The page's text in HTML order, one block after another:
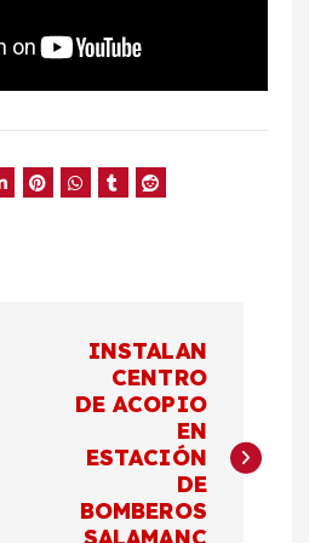
INSTALAN
CENTRO
DE ACOPIO
EN
ESTACIÓN
DE
BOMBEROS
SALAMANC